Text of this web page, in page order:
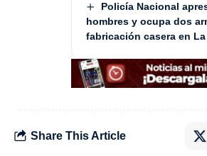
Policía Nacional
hombres y ocupa dos
fabricación casera en La
Share This Article